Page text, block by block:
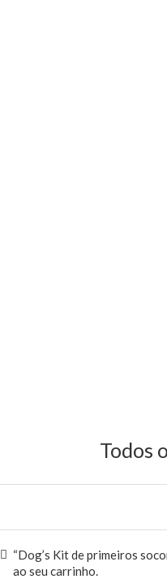
Todos
“Dog’s Kit de primeiros
ao seu carrinho.